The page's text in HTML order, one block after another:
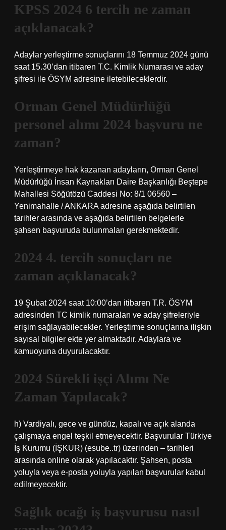
KPSS 2024 6 tercih ne zaman
açıklanacak?
Adaylar yerleştirme sonuçlarını 18 Temmuz 2024 günü
saat 15.30’dan itibaren T.C. Kimlik Numarası ve aday
şifresi ile ÖSYM adresine iletebileceklerdir.
Orman Genel Müdürlüğü
personel alımı 2024 başvuru ne
zaman?
Yerleştirmeye hak kazanan adayların, Orman Genel
Müdürlüğü İnsan Kaynakları Daire Başkanlığı Beştepe
Mahallesi Söğütözü Caddesi No: 8/1 06560 –
Yenimahalle / ANKARA adresine aşağıda belirtilen
tarihler arasında ve aşağıda belirtilen belgelerle
şahsen başvuruda bulunmaları gerekmektedir.
2024 4. tercih sonuçları ne
zaman açıklanacak?
19 Şubat 2024 saat 10:00’dan itibaren T.R. ÖSYM
adresinden TC kimlik numaraları ve aday şifreleriyle
erişim sağlayabilecekler. Yerleştirme sonuçlarına ilişkin
sayısal bilgiler ekte yer almaktadır. Adaylara ve
kamuoyuna duyurulacaktır.
2024 Sürekli işçi Alımı Ne
Zaman Yapılacak?
h) Vardiyalı, gece ve gündüz, kapalı ve açık alanda
çalışmaya engel teşkil etmeyecektir. Başvurular Türkiye
İş Kurumu (İŞKUR) (esube..tr) üzerinden – tarihleri ​​
arasında online olarak yapılacaktır. Şahsen, posta
yoluyla veya e-posta yoluyla yapılan başvurular kabul
edilmeyecektir.
Sağlık ocağı iş başvurusu nasıl